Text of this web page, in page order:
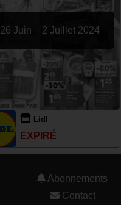
26 Juin – 2 Juillet 2024
Lidl
EXPIRÉ
Abonnements
Contact